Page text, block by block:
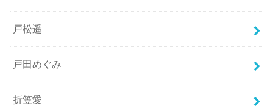
戸松遥
戸田めぐみ
折笠愛